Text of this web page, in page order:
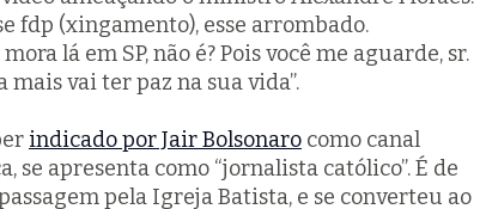
fdp (xingamento), esse arrombado.
lá em SP, não é? Pois você me aguarde, sr.
mais vai ter paz na sua vida”.
indicado por Jair Bolsonaro como canal
se apresenta como “jornalista católico”. É de
pela Igreja Batista, e se converteu ao